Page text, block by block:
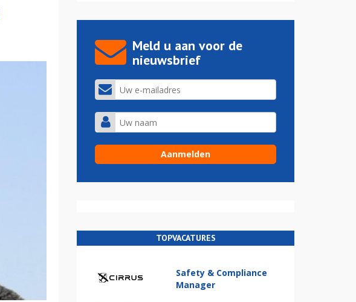
Meld u aan voor de
nieuwsbrief
TOPVACATURES
Safety & Compliance
Manager